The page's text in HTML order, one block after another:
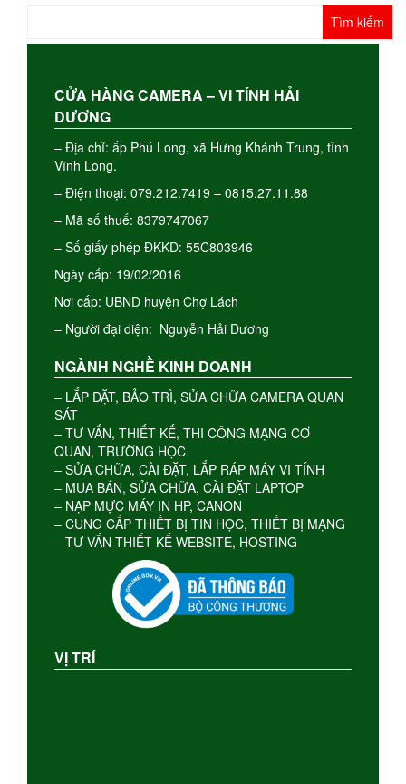
cho:
CỬA HÀNG CAMERA – VI TÍNH HẢI
DƯƠNG
– Địa chỉ: ấp Phú Long, xã Hưng Khánh Trung, tỉnh
Vĩnh Long.
– Điện thoại: 079.212.7419 – 0815.27.11.88
– Mã số thuế: 8379747067
– Số giấy phép ĐKKD: 55C803946
Ngày cấp: 19/02/2016
Nơi cấp: UBND huyện Chợ Lách
– Người đại diện: Nguyễn Hải Dương
NGÀNH NGHỀ KINH DOANH
– LẮP ĐẶT, BẢO TRÌ, SỬA CHỮA CAMERA QUAN
SÁT
– TƯ VẤN, THIẾT KẾ, THI CÔNG MẠNG CƠ
QUAN, TRƯỜNG HỌC
– SỬA CHỮA, CÀI ĐẶT, LẮP RÁP MÁY VI TÍNH
– MUA BÁN, SỬA CHỮA, CÀI ĐẶT LAPTOP
– NẠP MỰC MÁY IN HP, CANON
– CUNG CẤP THIẾT BỊ TIN HỌC, THIẾT BỊ MẠNG
– TƯ VẤN THIẾT KẾ WEBSITE, HOSTING
VỊ TRÍ